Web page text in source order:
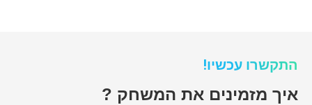
התקשרו עכשיו!
איך מזמינים את המשחק ?